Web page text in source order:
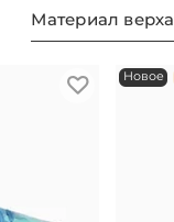
Материал верха
Новое